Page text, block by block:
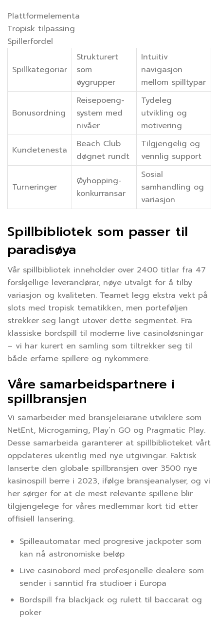
Plattformelementa
Tropisk tilpassing
Spillerfordel
Spillkategoriar
Strukturert
som
øygrupper
Intuitiv
navigasjon
mellom spilltypar
Bonusordning
Reisepoeng-
system med
nivåer
Tydeleg
utvikling og
motivering
Kundetenesta
Beach Club
døgnet rundt
Tilgjengelig og
vennlig support
Turneringer
Øyhopping-
konkurransar
Sosial
samhandling og
variasjon
Spillbibliotek som passer til
paradisøya
Vår spillbibliotek inneholder over 2400 titlar fra 47
forskjellige leverandørar, nøye utvalgt for å tilby
variasjon og kvaliteten. Teamet legg ekstra vekt på
slots med tropisk tematikken, men porteføljen
strekker seg langt utover dette segmentet. Fra
klassiske bordspill til moderne live casinoløsningar
– vi har kurert en samling som tiltrekker seg til
både erfarne spillere og nykommere.
Våre samarbeidspartnere i
spillbransjen
Vi samarbeider med bransjeleiarane utviklere som
NetEnt, Microgaming, Play’n GO og Pragmatic Play.
Desse samarbeida garanterer at spillbiblioteket vårt
oppdateres ukentlig med nye utgivingar. Faktisk
lanserte den globale spillbransjen over 3500 nye
kasinospill berre i 2023, ifølge bransjeanalyser, og vi
her sørger for at de mest relevante spillene blir
tilgjengelege for våres medlemmar kort tid etter
offisiell lansering.
Spilleautomatar med progresive jackpoter som
kan nå astronomiske beløp
Live casinobord med profesjonelle dealere som
sender i sanntid fra studioer i Europa
Bordspill fra blackjack og rulett til baccarat og
poker